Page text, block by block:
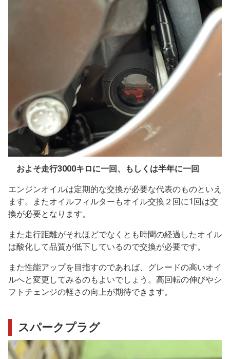
およそ走行3000キロに一回、もしくは半年に一回
エンジンオイルは定期的な交換が必要な代表のものといえ
ます。またオイルフィルターもオイル交換２回に1回は交
換が必要となります。
また走行距離がそれほどでなくとも時間の経過したオイル
は酸化して品質が低下しているので交換が必要です。
また性能アップを目指すのであれば、グレードの高いオイ
ルへと変更してみるのもよいでしょう。高回転の伸びやシ
フトチェンジの軽さの向上が期待できます。
スパークプラグ